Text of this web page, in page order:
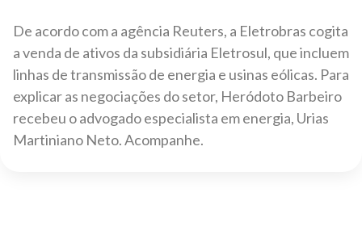
De acordo com a agência Reuters, a Eletrobras cogita
a venda de ativos da subsidiária Eletrosul, que incluem
linhas de transmissão de energia e usinas eólicas. Para
explicar as negociações do setor, Heródoto Barbeiro
recebeu o advogado especialista em energia, Urias
Martiniano Neto. Acompanhe.